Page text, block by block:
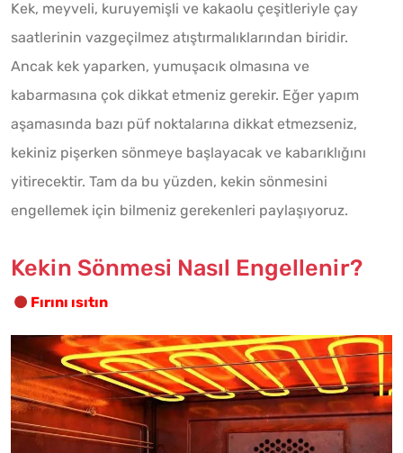
Kek, meyveli, kuruyemişli ve kakaolu çeşitleriyle çay
saatlerinin vazgeçilmez atıştırmalıklarından biridir.
Ancak kek yaparken, yumuşacık olmasına ve
kabarmasına çok dikkat etmeniz gerekir. Eğer yapım
aşamasında bazı püf noktalarına dikkat etmezseniz,
kekiniz pişerken sönmeye başlayacak ve kabarıklığını
yitirecektir. Tam da bu yüzden, kekin sönmesini
engellemek için bilmeniz gerekenleri paylaşıyoruz.
Kekin Sönmesi Nasıl Engellenir?
Fırını ısıtın